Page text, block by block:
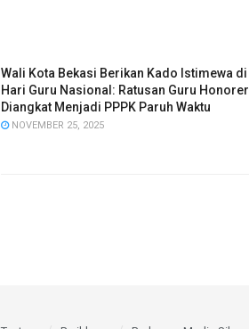
Wali Kota Bekasi Berikan Kado Istimewa di
Hari Guru Nasional: Ratusan Guru Honorer
Diangkat Menjadi PPPK Paruh Waktu
NOVEMBER 25, 2025